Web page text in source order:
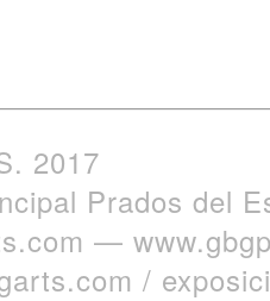
2017
Prados del
—
/